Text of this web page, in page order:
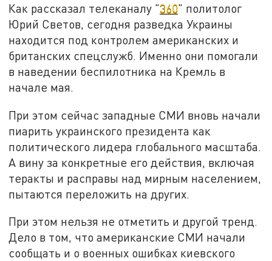
Как рассказал телеканалу "360" политолог
Юрий Светов, сегодня разведка Украины
находится под контролем американских и
британских спецслужб. Именно они помогали
в наведении беспилотника на Кремль в
начале мая.
При этом сейчас западные СМИ вновь начали
пиарить украинского президента как
политического лидера глобального масштаба.
А вину за конкретные его действия, включая
теракты и расправы над мирным населением,
пытаются переложить на других.
При этом нельзя не отметить и другой тренд.
Дело в том, что американские СМИ начали
сообщать и о военных ошибках киевского